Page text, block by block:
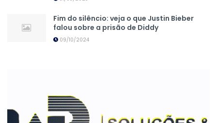
Fim do silêncio: veja o que Justin Bieber
falou sobre a prisão de Diddy
09/10/2024